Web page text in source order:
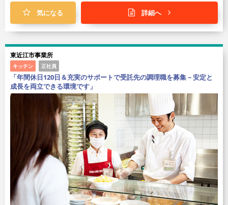
気になる 詳細へ
東近江市事業所
キッチン 正社員
「年間休日120日＆充実のサポートで受託先の調理職を募集－安定と
成長を両立できる環境です」